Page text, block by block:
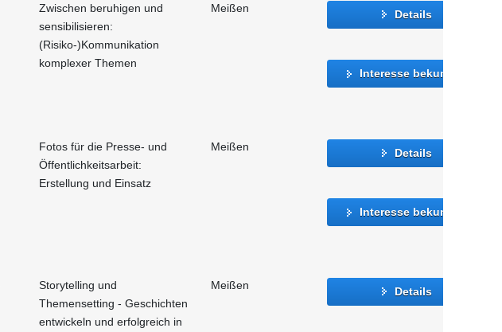
Zwischen beruhigen und
sensibilisieren:
(Risiko-)Kommunikation
komplexer Themen
Meißen Details
Interesse bekunden
Fotos für die Presse- und
Öffentlichkeitsarbeit:
Erstellung und Einsatz
Meißen Details
Interesse bekunden
Storytelling und
Themensetting - Geschichten
entwickeln und erfolgreich in
Meißen Details